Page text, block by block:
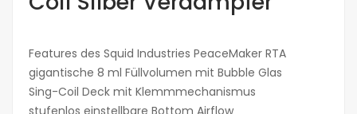
Features des Squid Industries PeaceMaker RTA
gigantische 8 ml Füllvolumen mit Bubble Glas
Sing-Coil Deck mit Klemmmechanismus
stufenlos einstellbare Bottom Airflow